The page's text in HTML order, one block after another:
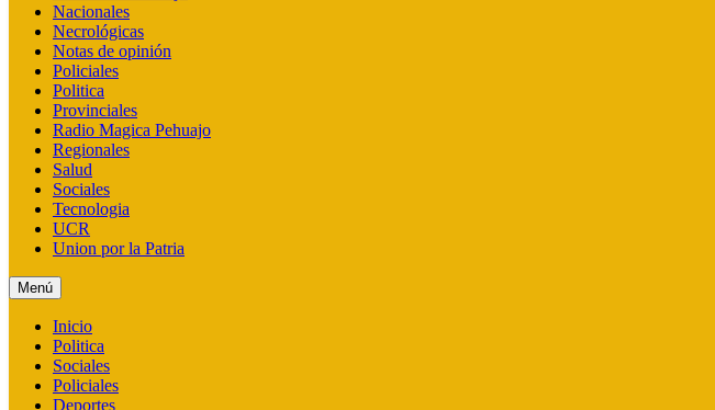
Nacionales
Necrológicas
Notas de opinión
Policiales
Politica
Provinciales
Radio Magica Pehuajo
Regionales
Salud
Sociales
Tecnologia
UCR
Union por la Patria
Menú
Inicio
Politica
Sociales
Policiales
Deportes